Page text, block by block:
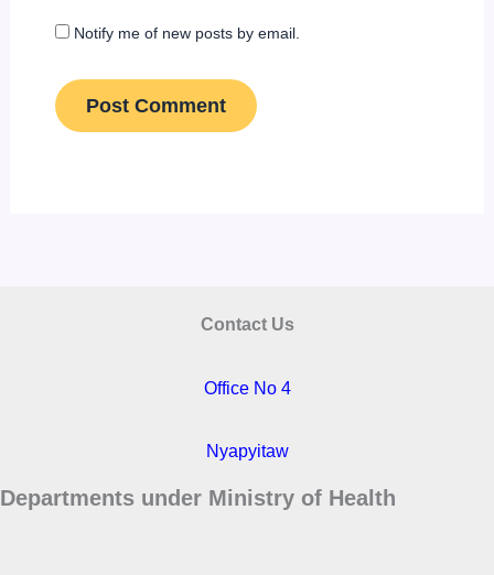
Notify me of new posts by email.
Contact Us
Office No 4
Nyapyitaw
Departments under Ministry of Health